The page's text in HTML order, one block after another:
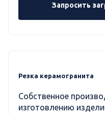
Запросить
Резка керамогранита
Собственное
изготовлению